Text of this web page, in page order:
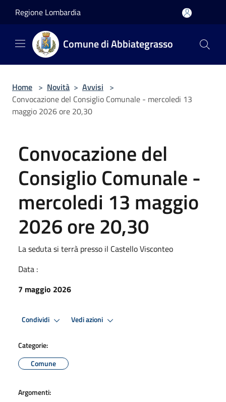
Regione Lombardia
Comune di Abbiategrasso
Home > Novità > Avvisi >
Convocazione del Consiglio Comunale - mercoledi 13
maggio 2026 ore 20,30
Convocazione del
Consiglio Comunale -
mercoledi 13 maggio
2026 ore 20,30
La seduta si terrà presso il Castello Visconteo
Data :
7 maggio 2026
Condividi Vedi azioni
Categorie:
Comune
Argomenti: